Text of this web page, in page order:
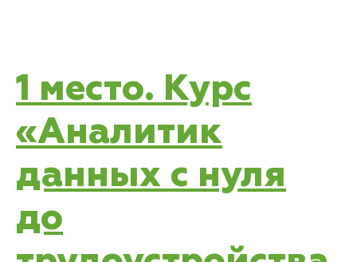
1 место. Курс
«Аналитик
данных с нуля
до